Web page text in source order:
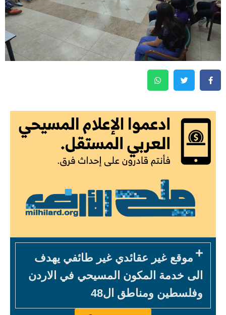
موقع غير عقائدي غير طائفي يهدف
الى خدمة المكون المسيحي في الاردن
وفلسطين ومناطق ال48